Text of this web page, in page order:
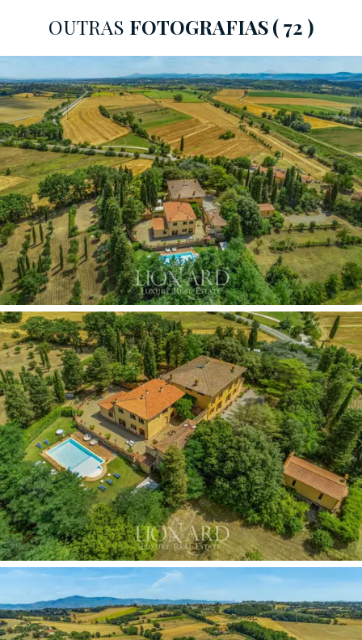
decoram e enriquecem as duas piscinas iluminadas da
propriedade, uma das quais com um grande jacuzzi
panorâmico. Uma fonte maravilhosa, colocada além da
entrada monumental da vila, como que para dar as
boas-vindas a quem nela entra, retrata Vênus com uma
criança nos braços.
No interior da residência, os afrescos que embelezam
os tetos do rés do chão e do primeiro andar encantam,
enquanto o segundo andar possui preciosos tetos em
madeira. Os 21 quartos dispõem de uma casa de banho
com jacuzzi. Os prestigiosos quartos do rés do chão
com tetos abobadados em tijolo de terracota e
grandes salões com lareira, foram concebidos para
momentos de convívio, bem como um escritório com
uma estante antiga e uma adega em pedra com uma
lareira. Umaresidência histórica para venda nas
colinas do Chiantique exala um charme eterno.
OUTRAS FOTOGRAFIAS( 72 )